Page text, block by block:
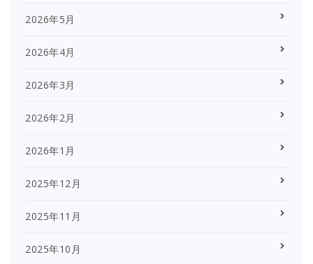
2026年5月
2026年4月
2026年3月
2026年2月
2026年1月
2025年12月
2025年11月
2025年10月